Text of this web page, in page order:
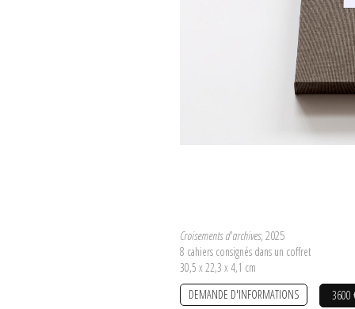
Croisements d'archives, 2025
8 cahiers consignés dans un coffret
30,5 x 22,3 x 4,1 cm
3600
DEMANDE D'INFORMATIONS